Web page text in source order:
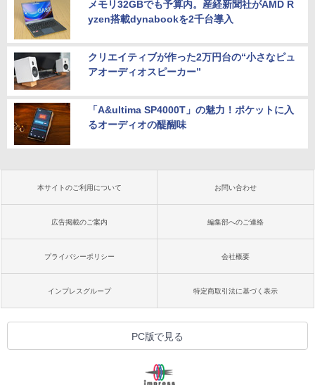
メモリ32GBでも予算内。産経新聞社がAMD R
yzen搭載dynabookを2千台導入
クリエイティブが作った2万円台の“小さなピュ
アオーディオスピーカー”
「A&ultima SP4000T」の魅力！ポケットに入
るオーディオの醍醐味
本サイトのご利用について お問い合わせ
広告掲載のご案内 編集部へのご連絡
プライバシーポリシー 会社概要
インプレスグループ 特定商取引法に基づく表示
PC版で見る